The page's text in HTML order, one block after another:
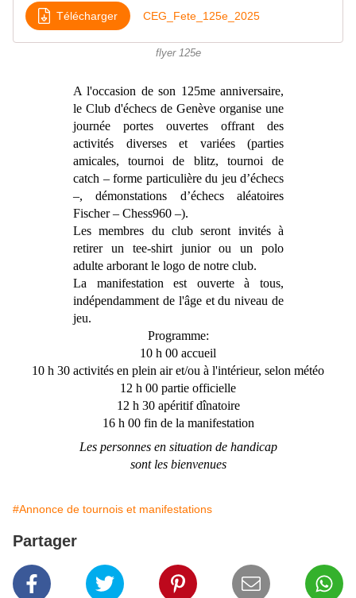
Télécharger CEG_Fete_125e_2025
flyer 125e
A l'occasion de son 125me anniversaire,
le Club d'échecs de Genève organise une
journée portes ouvertes offrant des
activités diverses et variées (parties
amicales, tournoi de blitz, tournoi de
catch – forme particulière du jeu d’échecs
–, démonstations d’échecs aléatoires
Fischer – Chess960 –).
Les membres du club seront invités à
retirer un tee-shirt junior ou un polo
adulte arborant le logo de notre club.
La manifestation est ouverte à tous,
indépendamment de l'âge et du niveau de
jeu.
Programme:
10 h 00 accueil
10 h 30 activités en plein air et/ou à l'intérieur, selon météo
12 h 00 partie officielle
12 h 30 apéritif dînatoire
16 h 00 fin de la manifestation
Les personnes en situation de handicap
sont les bienvenues
#Annonce de tournois et manifestations
Partager